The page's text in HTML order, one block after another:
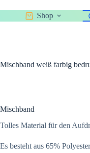
Inhalt
springen
Shop
Mischband weiß farbig
Mischband
Tolles Material für den
Es besteht aus 65%